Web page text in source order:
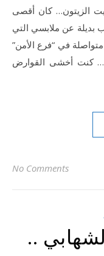
الزيتون… كان أقصى
عن ملابسي التي
في “فرع الأمن”
… كنت أخشى القوارض
No Comments
..